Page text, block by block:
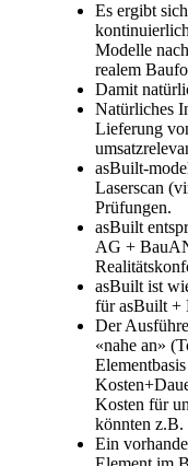
Es ergibt
Modelle nach
realem
Damit
Natürliches
Lieferung
asBuilt-
Laserscan
Prüfungen.
asBuilt
AG +
asBuilt ist
für asBuilt +
Der
«nahe an»
Kosten für
könnten z.B.
Ein